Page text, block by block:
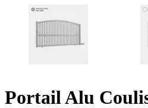
Portail Alu